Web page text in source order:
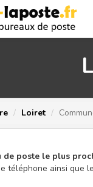
Loiret
de poste le plus
téléphone ainsi que